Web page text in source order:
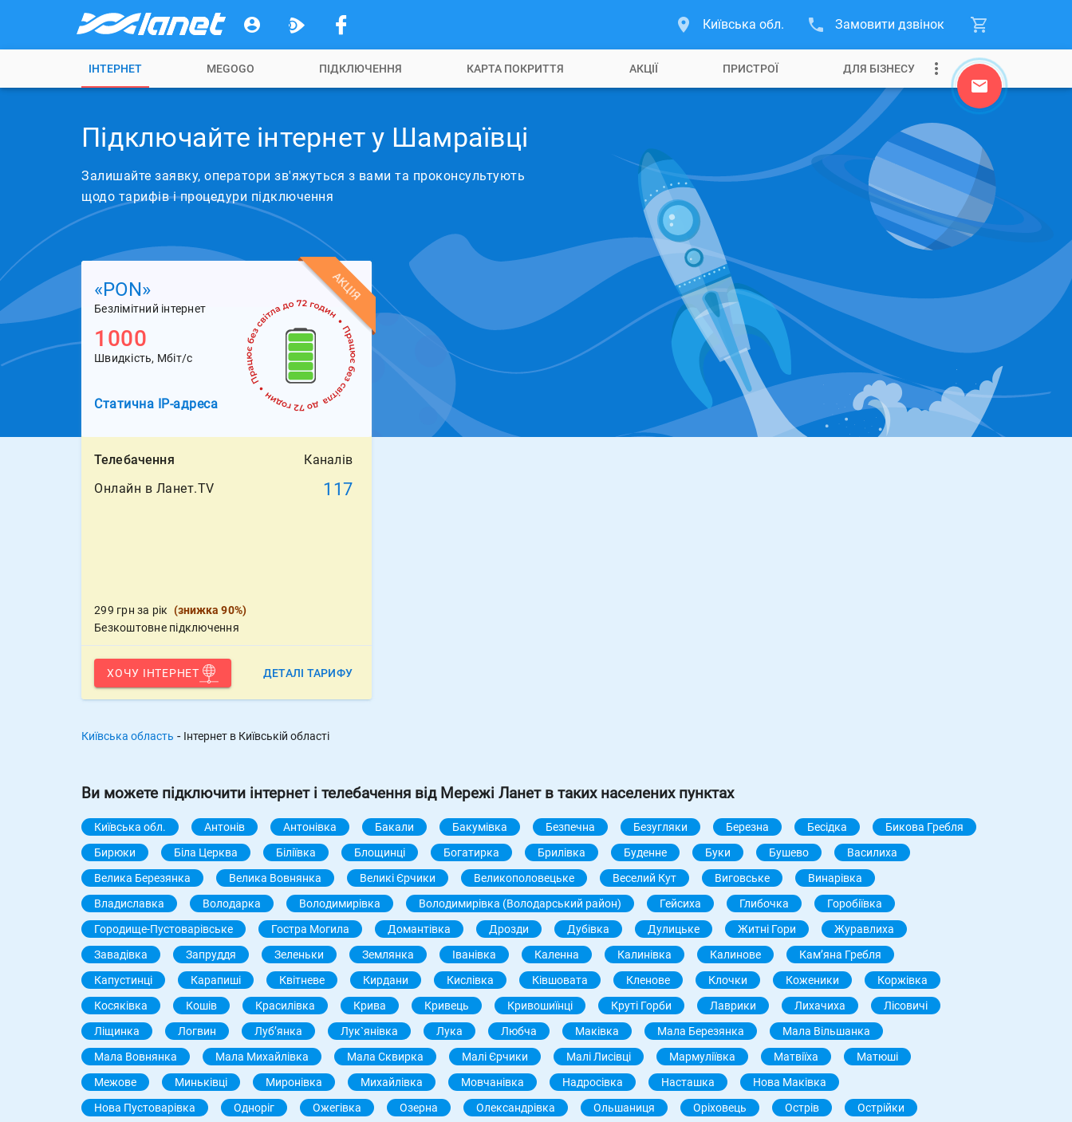
Київська обл. Замовити дзвінок
ІНТЕРНЕТ MEGOGO ПІДКЛЮЧЕННЯ КАРТА ПОКРИТТЯ АКЦІЇ ПРИСТРОЇ ДЛЯ БІЗНЕСУ
Підключайте інтернет у Шамраївці
Залишайте заявку, оператори зв'яжуться з вами та проконсультують
щодо тарифів і процедури підключення
АКЦІЯ
«PON»
Безлімітний інтернет
1000
Швидкість, Мбіт/с
Статична IP-адреса
Телебачення
Каналів
Онлайн в Ланет.TV
117
299 грн за рік (знижка 90%)
Безкоштовне підключення
ХОЧУ ІНТЕРНЕТ ДЕТАЛІ ТАРИФУ
Київська область - Інтернет в Київській області
Ви можете підключити інтернет і телебачення від Мережі Ланет в таких населених пунктах
Київська обл. Антонів Антонівка Бакали Бакумівка Безпечна Безугляки Березна Бесідка
Бикова Гребля
Бирюки
Біла Церква Біліївка Блощинці Богатирка Брилівка Буденне Буки Бушево
Василиха
Велика Березянка
Велика Вовнянка Великі Єрчики Великополовецьке Веселий Кут Виговське
Винарівка
Владиславка
Володарка Володимирівка Володимирівка (Володарський район) Гейсиха Глибочка
Горобіївка
Городище-Пустоварівське
Гостра Могила Домантівка Дрозди Дубівка Дулицьке Житні Гори
Журавлиха
Завадівка
Запруддя Зеленьки Землянка Іванівка Каленна Калинівка Калинове
Камʼяна Гребля
Капустинці
Карапиші Квітневе Кирдани Кислівка Ківшовата Кленове Клочки Коженики
Коржівка
Косяківка
Кошів Красилівка Крива Кривець Кривошиїнці Круті Горби Лаврики Лихачиха
Лісовичі
Ліщинка
Логвин Лубʼянка Лук`янівка Лука Любча Маківка Мала Березянка
Мала Вільшанка
Мала Вовнянка
Мала Михайлівка Мала Сквирка Малі Єрчики Малі Лисівці Мармуліївка Матвіїха
Матюші
Межове
Миньківці Миронівка Михайлівка Мовчанівка Надросівка Насташка
Нова Маківка
Нова Пустоварівка
Одноріг Ожегівка Озерна Олександрівка Ольшаниця Оріховець Острів
Острійки